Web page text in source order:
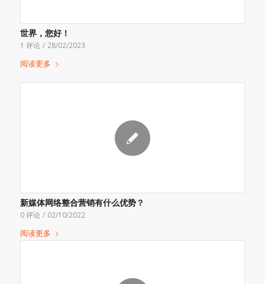
世界，您好！
1 评论 / 28/02/2023
阅读更多
新媒体网络整合营销有什么优势？
0 评论 / 02/10/2022
阅读更多